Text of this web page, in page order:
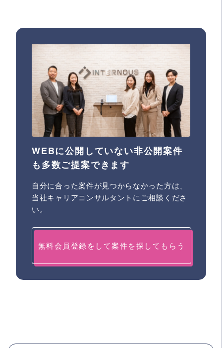
WEBに公開していない非公開案件
も多数ご提案できます
自分に合った案件が見つからなかった方は、
当社キャリアコンサルタントにご相談くださ
い。
無料会員登録をして案件を探してもらう